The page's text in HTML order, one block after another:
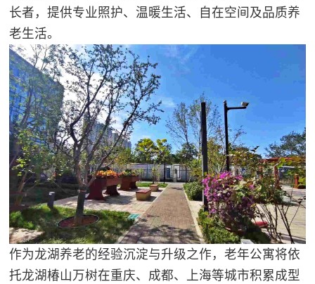
长者，提供专业照护、温暖生活、自在空间及品质养
老生活。
作为龙湖养老的经验沉淀与升级之作，老年公寓将依
托龙湖椿山万树在重庆、成都、上海等城市积累成型